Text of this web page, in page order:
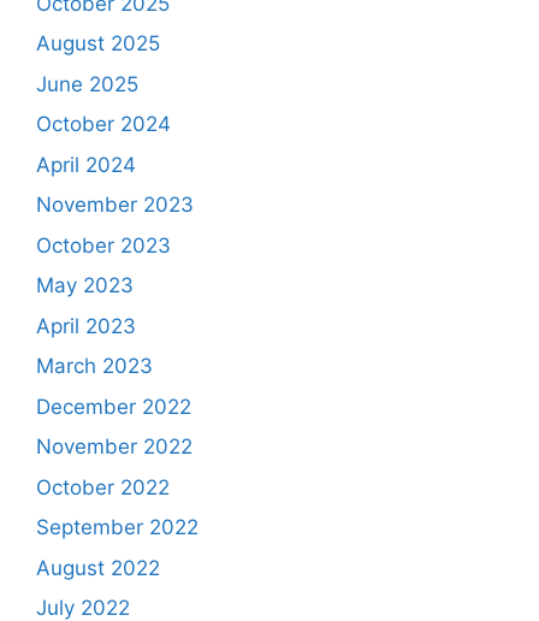
August 2025
June 2025
October 2024
April 2024
November 2023
October 2023
May 2023
April 2023
March 2023
December 2022
November 2022
October 2022
September 2022
August 2022
July 2022